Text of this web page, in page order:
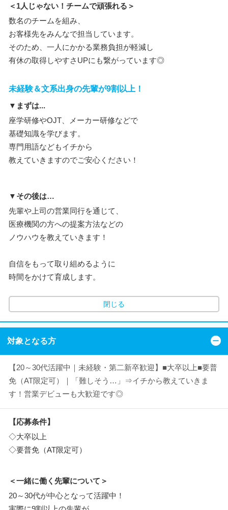
＜1人じゃない！チームで頑張れる＞
数名のチームを組み、
お客様先をみんなで担当しています。
そのため、一人にかかる業務負担が軽減し
有休の取得しやすさUPにも繋がっています◎
未経験＆文系出身の先輩が9割以上！
▼まずは...
座学研修やOJT、メーカー研修などで
基礎知識を学びます。
専門用語などもイチから
教えていきますのでご安心ください！
▼その後は…
先輩や上司の営業同行を通じて、
医療機関の方への提案方法などの
ノウハウを教えていきます！
自信をもって取り組めるように
時間をかけて育成します。
閉じる
対象となる方
【20～30代活躍中｜未経験・第二新卒歓迎】■大卒以上■要普
免（AT限定可）｜「難しそう…」⇒イチから教えていきま
す！営業デビューも大歓迎です◎
【応募条件】
◇大卒以上
◇要普免（AT限定可）
＜一緒に働く先輩について＞
20～30代が中心となって活躍中！